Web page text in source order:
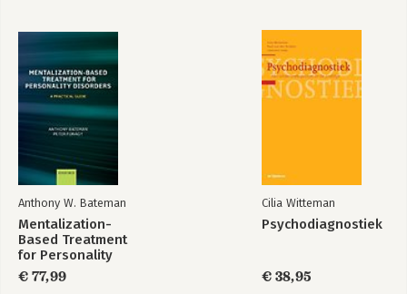
psychotherapie
14. Besluit
Literatuur
Over de auteurs
Anthony W. Bateman
Mentalization-
Based Treatment
for Personality
Disorders
€ 77,99
Cilia Witteman
Psychodiagnostiek
€ 38,95